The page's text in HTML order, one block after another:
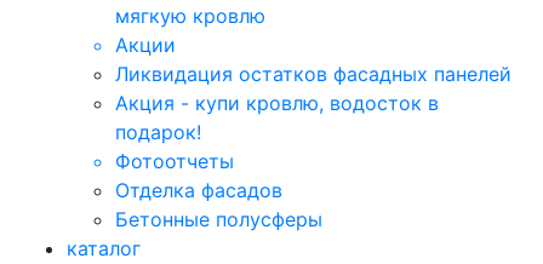
мягкую кровлю
Акции
Ликвидация остатков фасадных панелей
Акция - купи кровлю, водосток в
подарок!
Фотоотчеты
Отделка фасадов
Бетонные полусферы
каталог